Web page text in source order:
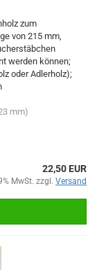
zum
von 215 mm,
werden können;
oder Adlerholz);
mm)
22,50 EUR
MwSt. zzgl. Versand